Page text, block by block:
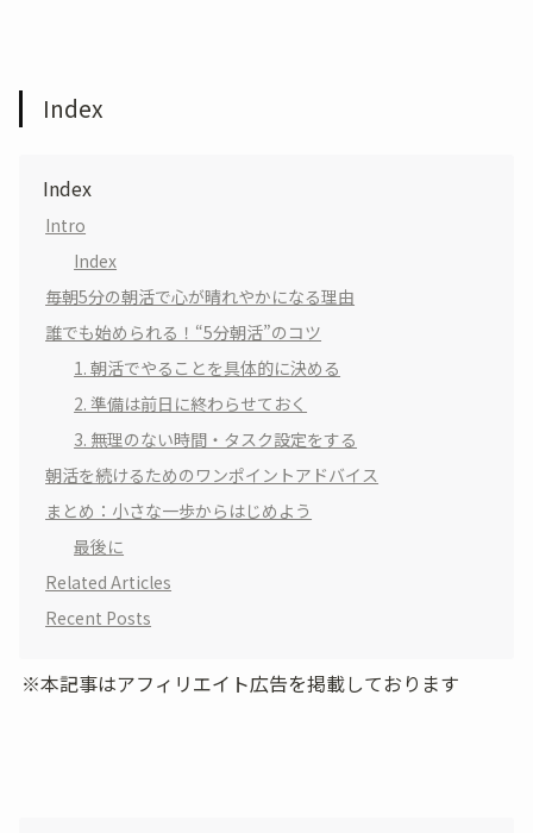
Index
Index
Intro
Index
毎朝5分の朝活で心が晴れやかになる理由
誰でも始められる！“5分朝活”のコツ
1. 朝活でやることを具体的に決める
2. 準備は前日に終わらせておく
3. 無理のない時間・タスク設定をする
朝活を続けるためのワンポイントアドバイス
まとめ：小さな一歩からはじめよう
最後に
Related Articles
Recent Posts
※本記事はアフィリエイト広告を掲載しております